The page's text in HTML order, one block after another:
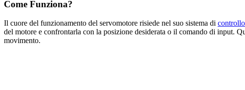
Come Funziona?
Il cuore del funzionamento del servomotore risiede nel suo sistema di
del motore e confrontarla con la posizione desiderata o il comando di input.
movimento.